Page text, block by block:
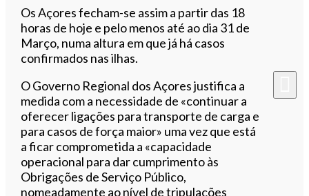
Os Açores fecham-se assim a partir das 18
horas de hoje e pelo menos até ao dia 31 de
Março, numa altura em que já há casos
confirmados nas ilhas.
O Governo Regional dos Açores justifica a
medida com a necessidade de «continuar a
oferecer ligações para transporte de carga e
para casos de força maior» uma vez que está
a ficar comprometida a «capacidade
operacional para dar cumprimento às
Obrigações de Serviço Público,
nomeadamente ao nível de tripulações